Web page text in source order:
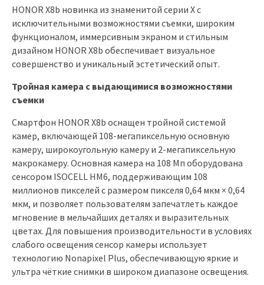
HONOR X8b новинка из знаменитой серии X с
исключительными возможностями съемки, широким
функционалом, иммерсивным экраном и стильным
дизайном HONOR X8b обеспечивает визуальное
совершенство и уникальный эстетический опыт.
Тройная камера с выдающимися возможностями
съемки
Смартфон HONOR X8b оснащен тройной системой
камер, включающей 108-мегапиксельную основную
камеру, широкоугольную камеру и 2-мегапиксельную
макрокамеру. Основная камера на 108 Мп оборудована
сенсором ISOCELL HM6, поддерживающим 108
миллионов пикселей с размером пикселя 0,64 мкм × 0,64
мкм, и позволяет пользователям запечатлеть каждое
мгновение в мельчайших деталях и выразительных
цветах. Для повышения производительности в условиях
слабого освещения сенсор камеры использует
технологию Nonapixel Plus, обеспечивающую яркие и
ультра чёткие снимки в широком диапазоне освещения.